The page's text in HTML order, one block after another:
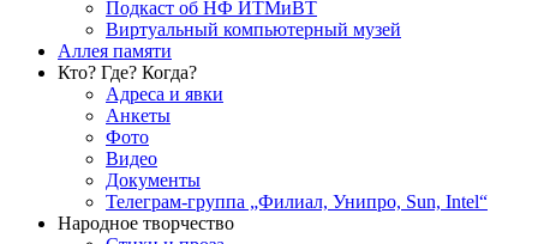
Подкаст об НФ ИТМиВТ
Виртуальный компьютерный музей
Аллея памяти
Кто? Где? Когда?
Адреса и явки
Анкеты
Фото
Видео
Документы
Телеграм-группа „Филиал, Унипро, Sun, Intel“
Народное творчество